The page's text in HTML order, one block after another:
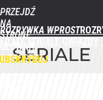
PRZEJDŹ
NA
STRONĘ
GŁÓWNĄ
WPROST.PL
ROZRYWKA WPROST
SERIALE